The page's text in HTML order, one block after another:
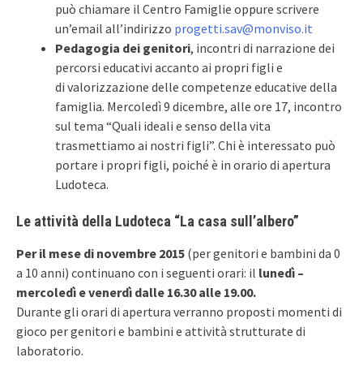
può chiamare il Centro Famiglie oppure scrivere
un’email all’indirizzo progetti.sav@monviso.it
Pedagogia dei genitori, incontri di narrazione dei
percorsi educativi accanto ai propri figli e
di valorizzazione delle competenze educative della
famiglia. Mercoledì 9 dicembre, alle ore 17, incontro
sul tema “Quali ideali e senso della vita
trasmettiamo ai nostri figli”. Chi è interessato può
portare i propri figli, poiché è in orario di apertura
Ludoteca.
Le attività della Ludoteca “La casa sull’albero”
Per il mese di novembre 2015 (per genitori e bambini da 0
a 10 anni) continuano con i seguenti orari: il lunedì –
mercoledì e venerdì dalle 16.30 alle 19.00.
Durante gli orari di apertura verranno proposti momenti di
gioco per genitori e bambini e attività strutturate di
laboratorio.